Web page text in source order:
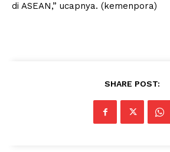
di ASEAN,” ucapnya. (kemenpora)
SHARE POST: